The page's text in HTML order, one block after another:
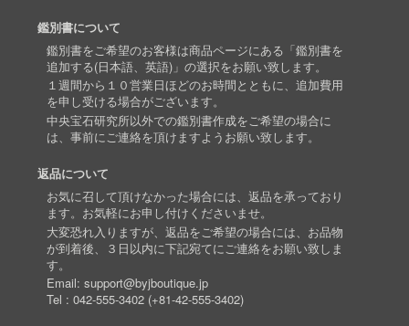
鑑別書について
鑑別書をご希望のお客様は商品ページにある「鑑別書を
追加する(日本語、英語)」の選択をお願い致します。
１週間から１０営業日ほどのお時間とともに、追加費用
を申し受ける場合がございます。
中央宝石研究所以外での鑑別書作成をご希望の場合に
は、事前にご連絡を頂けますようお願い致します。
返品について
お気に召して頂けなかった場合には、返品を承っており
ます。お気軽にお申し付けくださいませ。
大変恐れ入りますが、返品をご希望の場合には、お品物
が到着後、３日以内に下記宛てにご連絡をお願い致しま
す。
Email: support@byjboutique.jp
Tel : 042-555-3402(+81-42-555-3402)